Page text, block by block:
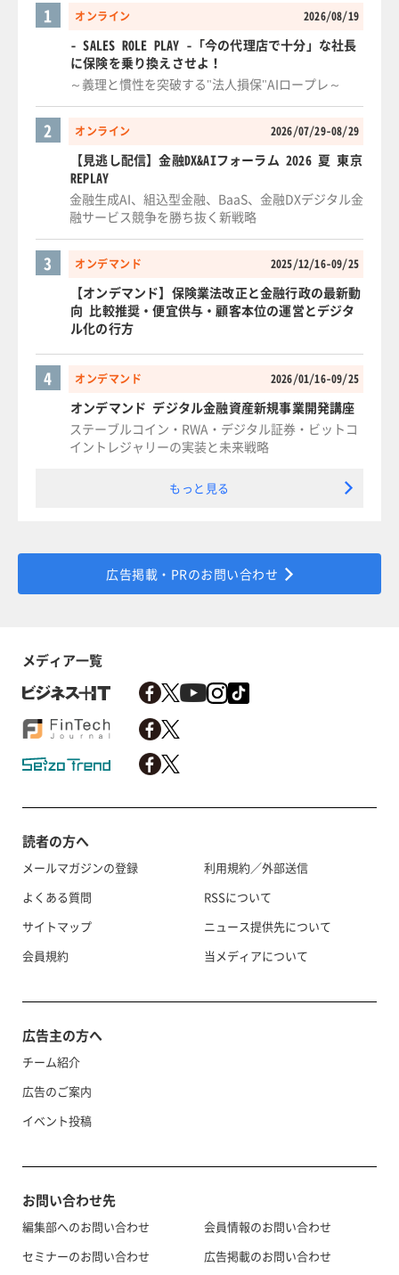
オンライン 2026/08/19
1
- SALES ROLE PLAY -「今の代理店で十分」な社長
に保険を乗り換えさせよ！
～義理と慣性を突破する"法人損保"AIロープレ～
オンライン 2026/07/29-08/29
2
【見逃し配信】金融DX&AIフォーラム 2026 夏 東京
REPLAY
金融生成AI、組込型金融、BaaS、金融DXデジタル金
融サービス競争を勝ち抜く新戦略
オンデマンド 2025/12/16-09/25
3
【オンデマンド】保険業法改正と金融行政の最新動
向 比較推奨・便宜供与・顧客本位の運営とデジタ
ル化の行方
オンデマンド 2026/01/16-09/25
4
オンデマンド デジタル金融資産新規事業開発講座
ステーブルコイン・RWA・デジタル証券・ビットコ
イントレジャリーの実装と未来戦略
もっと見る
広告掲載・PRのお問い合わせ
メディア一覧
読者の方へ
メールマガジンの登録
よくある質問
サイトマップ
会員規約
利用規約／外部送信
RSSについて
ニュース提供先について
当メディアについて
広告主の方へ
チーム紹介
広告のご案内
イベント投稿
お問い合わせ先
編集部へのお問い合わせ
セミナーのお問い合わせ
会員情報のお問い合わせ
広告掲載のお問い合わせ